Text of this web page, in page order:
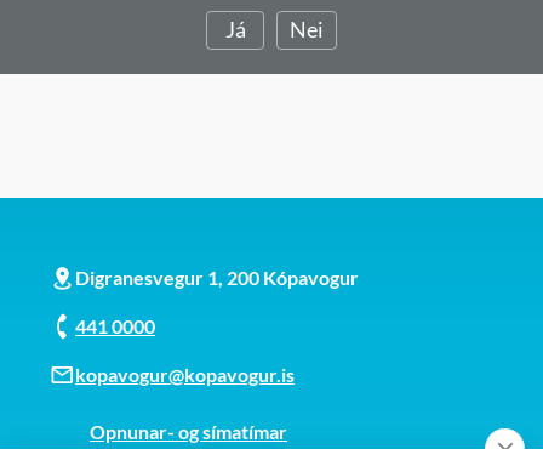
Já Nei
Digranesvegur 1, 200 Kópavogur
441 0000
kopavogur@kopavogur.is
Opnunar- og símatímar